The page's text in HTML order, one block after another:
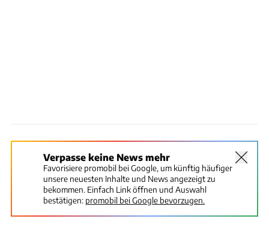
Verpasse keine News mehr
Favorisiere promobil bei Google, um künftig häufiger
unsere neuesten Inhalte und News angezeigt zu
bekommen. Einfach Link öffnen und Auswahl
bestätigen: promobil bei Google bevorzugen.